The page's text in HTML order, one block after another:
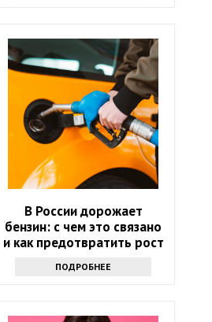
В России дорожает
бензин: с чем это связано
и как предотвратить рост
ПОДРОБНЕЕ